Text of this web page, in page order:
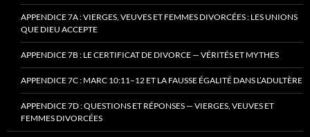
APPENDICE 7A : VIERGES, VEUVES ET FEMMES DIVORCÉES : LES UNIONS
QUE DIEU ACCEPTE
APPENDICE 7B : LE CERTIFICAT DE DIVORCE — VÉRITÉS ET MYTHES
APPENDICE 7C : MARC 10:11–12 ET LA FAUSSE ÉGALITÉ DANS L’ADULTÈRE
APPENDICE 7D : QUESTIONS ET RÉPONSES — VIERGES, VEUVES ET
FEMMES DIVORCÉES